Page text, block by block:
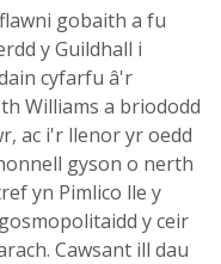
gobaith a fu
y Guildhall i
cyfarfu â'r
Williams a briododd
ac i'r llenor yr oedd
gyson o nerth
yn Pimlico lle y
y ceir
Cawsant ill dau